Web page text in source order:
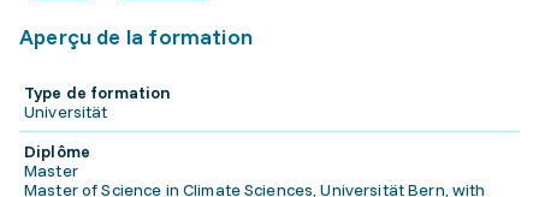
Aperçu de la formation
Type de formation
Universität
Diplôme
Master
Master of Science in Climate Sciences, Universität Bern, with